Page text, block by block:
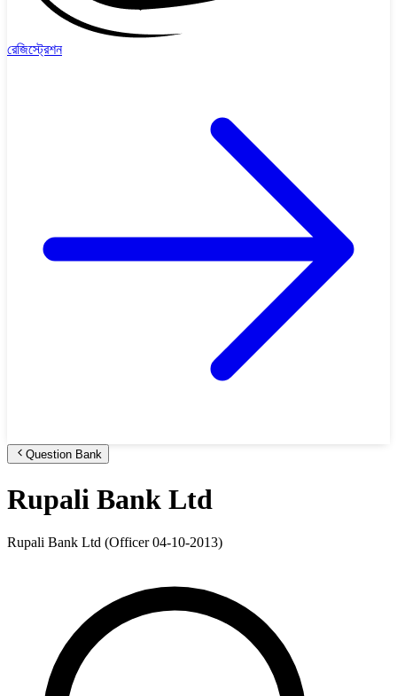
রেজিস্ট্রেশন
Question Bank
Rupali Bank Ltd
Rupali Bank Ltd (Officer 04-10-2013)